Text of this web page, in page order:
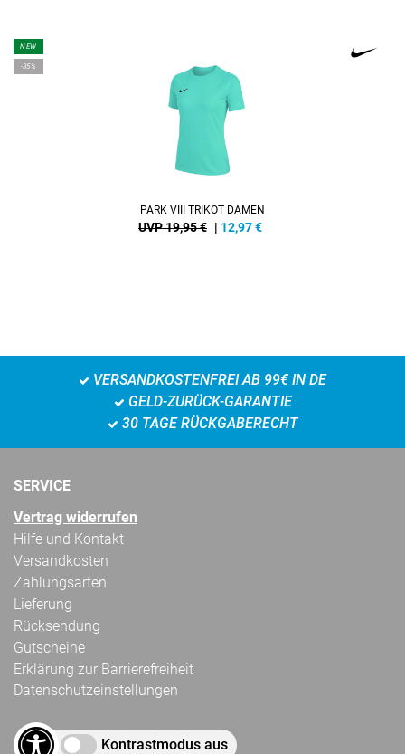
NEW
-35%
PARK VIII TRIKOT DAMEN
UVP 19,95 € | 12,97€
VERSANDKOSTENFREI AB 99€ IN DE
GELD-ZURÜCK-GARANTIE
30 TAGE RÜCKGABERECHT
SERVICE
Vertrag widerrufen
Hilfe und Kontakt
Versandkosten
Zahlungsarten
Lieferung
Rücksendung
Gutscheine
Erklärung zur Barrierefreiheit
Datenschutzeinstellungen
Kontrastmodus aus